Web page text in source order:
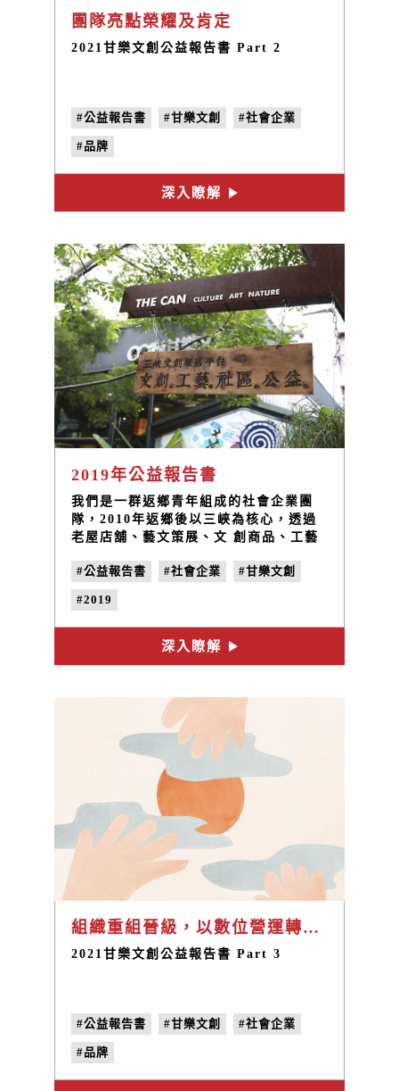
團隊亮點榮耀及肯定
2021甘樂文創公益報告書 Part 2
#公益報告書 #甘樂文創 #社會企業
#品牌
深入瞭解
2019年公益報告書
我們是一群返鄉青年組成的社會企業團
隊，2010年返鄉後以三峽為核心，透過
老屋店舖、藝文策展、文 創商品、工藝
會與社區共好的社會企業。
#公益報告書 #社會企業 #甘樂文創
#2019
深入瞭解
組織重組晉級，以數位營運轉型迎戰疫情
2021甘樂文創公益報告書 Part 3
#公益報告書 #甘樂文創 #社會企業
#品牌